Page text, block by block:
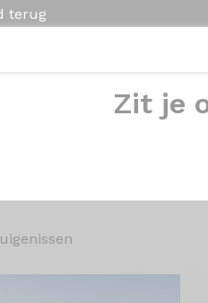
terug
Zit je
praten in alle vrijheid over